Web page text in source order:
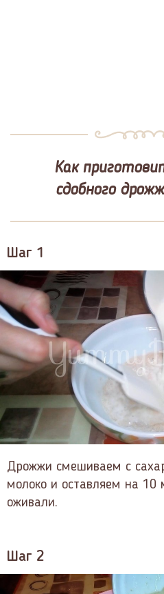
Как
сдобного
Шаг 1
Дрожжи смешиваем с
молоко и оставляем на
оживали.
Шаг 2